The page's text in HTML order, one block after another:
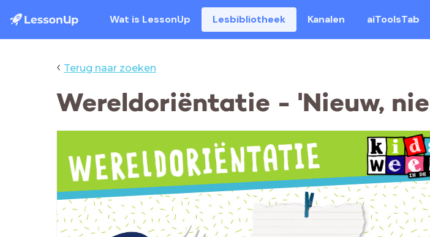
Wat is LessonUp Lesbibliotheek Kanalen aiToolsTab
‹ Terug naar zoeken
Wereldoriëntatie - 'Nieuw,